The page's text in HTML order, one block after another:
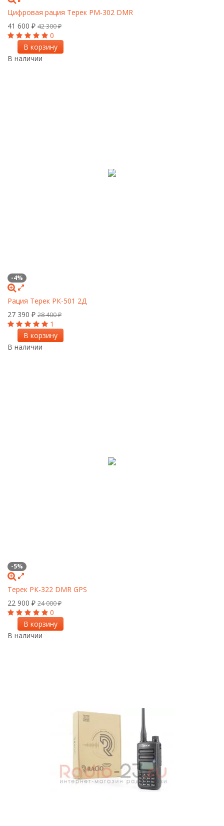
Цифровая рация Терек РМ-302 DMR
41 600 ₽ 42 300₽
0
В корзину
В наличии
-4%
Рация Терек РК-501 2Д
27 390 ₽ 28 400₽
1
В корзину
В наличии
-5%
Терек РК-322 DMR GPS
22 900 ₽ 24 000₽
0
В корзину
В наличии